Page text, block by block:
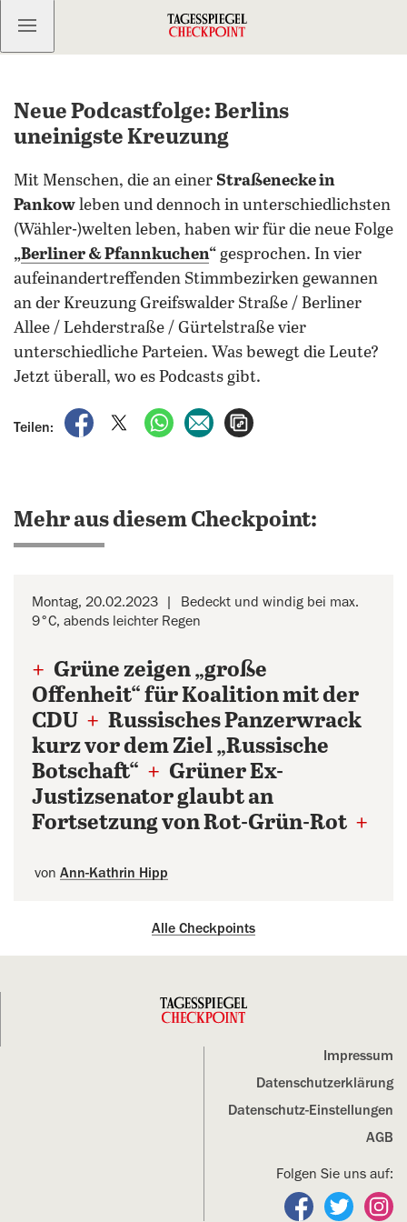
Kostenlos anmelden
Neue Podcastfolge: Berlins
uneinigste Kreuzung
Mit Menschen, die an einer Straßenecke in
Pankow leben und dennoch in unterschiedlichsten
(Wähler-)welten leben, haben wir für die neue Folge
„Berliner & Pfannkuchen“ gesprochen. In vier
aufeinandertreffenden Stimmbezirken gewannen
an der Kreuzung Greifswalder Straße / Berliner
Allee / Lehderstraße / Gürtelstraße vier
unterschiedliche Parteien. Was bewegt die Leute?
Jetzt überall, wo es Podcasts gibt.
Teilen:
auf Facebook teilen
auf X teilenper WhatsApp teilen
per E-Mail teilen
Mehr aus diesem Checkpoint:
Montag, 20.02.2023
Bedeckt und windig bei max.
9°C, abends leichter Regen
+ Grüne zeigen „große
Offenheit“ für Koalition mit der
CDU + Russisches Panzerwrack
kurz vor dem Ziel „Russische
Botschaft“ + Grüner Ex-
Justizsenator glaubt an
Fortsetzung von Rot-Grün-Rot +
von Ann-Kathrin Hipp
Alle Checkpoints
Impressum
Datenschutz­erklärung
Datenschutz-Einstellungen
AGB
Folgen Sie uns auf:
Folgen Sie